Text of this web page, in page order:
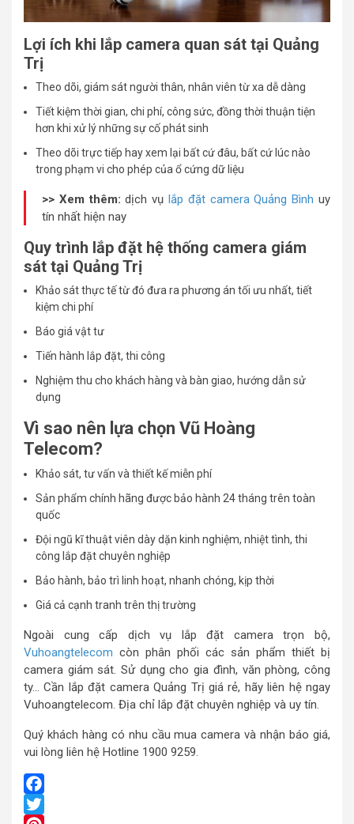
Lợi ích khi lắp camera quan sát tại Quảng
Trị
Theo dõi, giám sát người thân, nhân viên từ xa dễ dàng
Tiết kiệm thời gian, chi phí, công sức, đồng thời thuận tiện
hơn khi xử lý những sự cố phát sinh
Theo dõi trực tiếp hay xem lại bất cứ đâu, bất cứ lúc nào
trong phạm vi cho phép của ổ cứng dữ liệu
>> Xem thêm: dịch vụlắp đặt camera Quảng Bình uy
tín nhất hiện nay
Quy trình lắp đặt hệ thống camera giám
sát tại Quảng Trị
Khảo sát thực tế từ đó đưa ra phương án tối ưu nhất, tiết
kiệm chi phí
Báo giá vật tư
Tiến hành lắp đặt, thi công
Nghiệm thu cho khách hàng và bàn giao, hướng dẫn sử
dụng
Vì sao nên lựa chọn Vũ Hoàng
Telecom?
Khảo sát, tư vấn và thiết kế miễn phí
Sản phẩm chính hãng được bảo hành 24 tháng trên toàn
quốc
Đội ngũ kĩ thuật viên dày dặn kinh nghiệm, nhiệt tình, thi
công lắp đặt chuyên nghiệp
Bảo hành, bảo trì linh hoạt, nhanh chóng, kịp thời
Giá cả cạnh tranh trên thị trường
Ngoài cung cấp dịch vụ lắp đặt camera trọn bộ,
Vuhoangtelecom còn phân phối các sản phẩm thiết bị
camera giám sát. Sử dụng cho gia đình, văn phòng, công
ty… Cần lắp đặt camera Quảng Trị giá rẻ, hãy liên hệ ngay
Vuhoangtelecom. Địa chỉ lắp đặt chuyên nghiệp và uy tín.
Quý khách hàng có nhu cầu mua camera và nhận báo giá,
vui lòng liên hệ Hotline 1900 9259.
Facebook